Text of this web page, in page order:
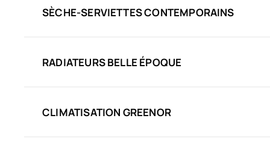
SÈCHE-SERVIETTES CONTEMPORAINS
RADIATEURS BELLE ÉPOQUE
CLIMATISATION GREENOR